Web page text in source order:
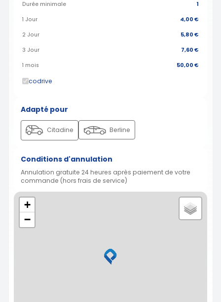
Durée minimale 1
1 Jour 4,00 €
2 Jour 5,80 €
3 Jour 7,60 €
1 mois 50,00 €
codrive
Adapté pour
Citadine Berline
Conditions d'annulation
Annulation gratuite 24 heures après paiement de votre
commande (hors frais de service)
+
−